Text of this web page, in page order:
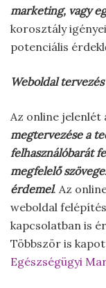
marketing, vagy
korosztály
potenciális
Weboldal
Az online jelenlét
megtervezése a
felhasználóbarát
megfelelő
érdemel. Az
weboldal
kapcsolatban is
Többször is
Egészségügyi